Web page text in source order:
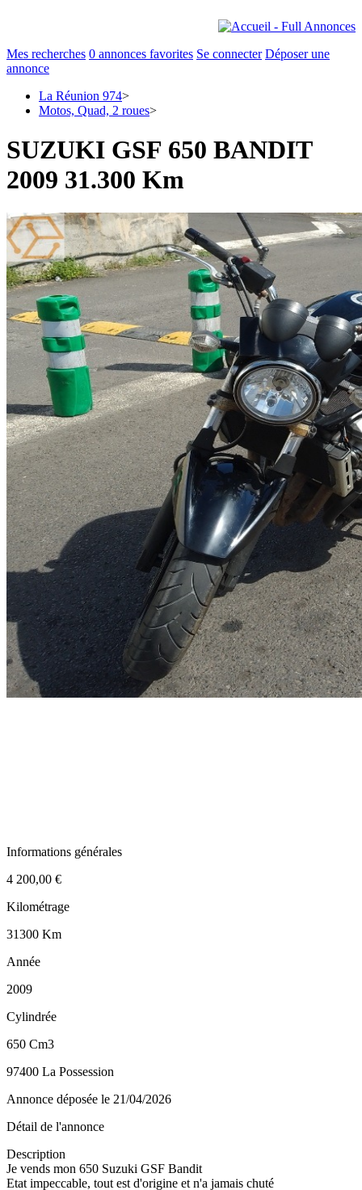
Mes recherches 0 annonces favorites Se connecter Déposer une
annonce
La Réunion 974>
Motos, Quad, 2 roues>
SUZUKI GSF 650 BANDIT
2009 31.300 Km
Informations générales
4 200,00 €
Kilométrage
31300 Km
Année
2009
Cylindrée
650 Cm3
97400 La Possession
Annonce déposée le 21/04/2026
Détail de l'annonce
Description
Je vends mon 650 Suzuki GSF Bandit
Etat impeccable, tout est d'origine et n'a jamais chuté